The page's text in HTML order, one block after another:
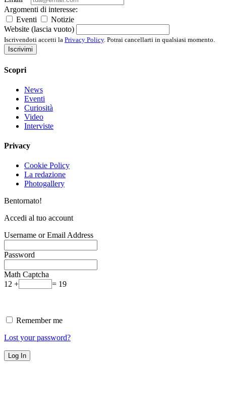
Argomenti di interesse:
Eventi
Notizie
Website (lascia vuoto)
Iscrivendoti accetti la Privacy Policy. Potrai cancellarti in qualsiasi momento.
Iscrivimi
Scopri
News
Eventi
Curiosità
Video
Interviste
Privacy
Cookie Policy
La redazione
Photogallery
Bentornato!
Accedi al tuo account
Username or Email Address
Password
Math Captcha
12 +
= 19
Remember me
Lost your password?